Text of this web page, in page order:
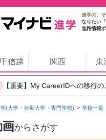
進学の、
なりたい
進路情報
信越 関西 東
【重要】My CareerIDへの移行
(大学・短期大学・専門学校) 学校一覧
画からさがす